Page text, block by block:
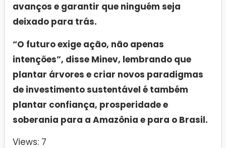
avanços e garantir que ninguém seja
deixado para trás.
“O futuro exige ação, não apenas
intenções”, disse Minev, lembrando que
plantar árvores e criar novos paradigmas
de investimento sustentável é também
plantar confiança, prosperidade e
soberania para a Amazônia e para o Brasil.
Views: 7